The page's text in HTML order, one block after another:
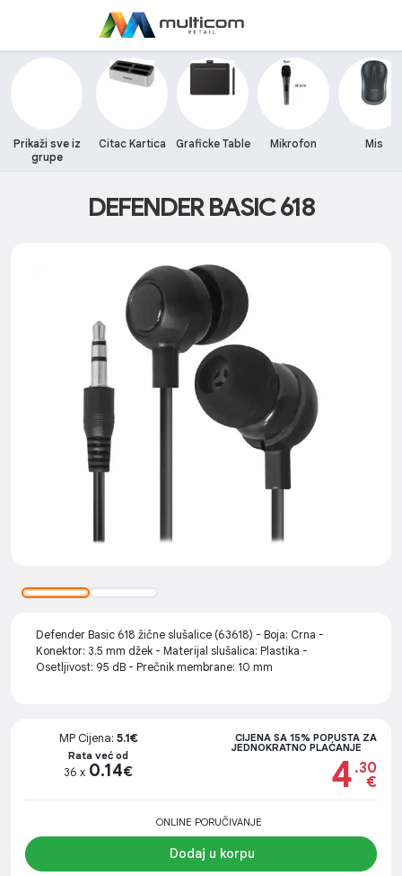
Prikaži sve iz
grupe
Citac Kartica Graficke Table Mikrofon Mis
DEFENDER BASIC 618
Defender Basic 618 žične slušalice (63618) - Boja: Crna -
Konektor: 3.5 mm džek - Materijal slušalica: Plastika -
Osetljivost: 95 dB - Prečnik membrane: 10 mm
MP Cijena: 5.1€
Rata već od
36 x 0.14€
CIJENA SA 15% POPUSTA ZA
JEDNOKRATNO PLAĆANJE
4 .30
€
ONLINE PORUČIVANJE
Dodaj u korpu